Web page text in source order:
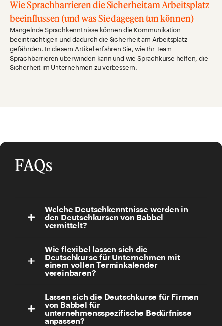
Wie Sprachbarrieren die Sicherheit am Arbeitsplatz
beeinflussen (und was Sie dagegen tun können)
Mangelnde Sprachkenntnisse können die Kommunikation
beeinträchtigen und dadurch die Sicherheit am Arbeitsplatz
gefährden. In diesem Artikel erfahren Sie, wie Ihr Team
Sprachbarrieren überwinden kann und wie Sprachkurse helfen, die
Sicherheit im Unternehmen zu verbessern.
FAQs
Welche Deutschkenntnisse werden in
den Deutschkursen von Babbel
vermittelt?
Wie flexibel lassen sich die
Deutschkurse für Unternehmen mit
einem vollen Terminkalender
vereinbaren?
Lassen sich die Deutschkurse für Firmen
von Babbel für
unternehmensspezifische Bedürfnisse
anpassen?